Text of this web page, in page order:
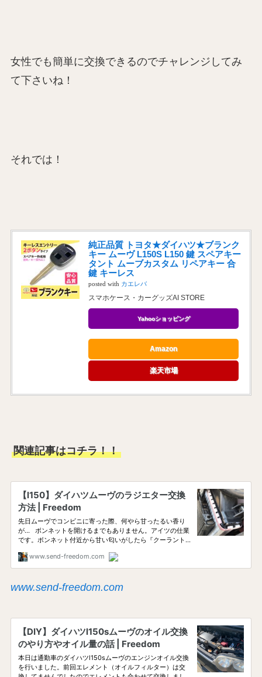
女性でも簡単に交換できるのでチャレンジしてみ
て下さいね！
それでは！
純正品質 トヨタ★ダイハツ★ブランク
キー ムーヴ L150S L150 鍵 スペアキー
タント ムーブカスタム リペアキー 合
鍵 キーレス
posted with カエレバ
スマホケース・カーグッズAI STORE
Yahooショッピング
Amazon
楽天市場
関連記事はコチラ！！
www.send-freedom.com